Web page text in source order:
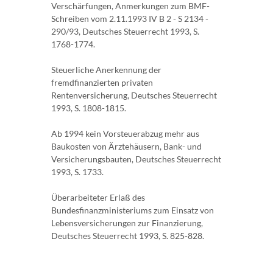
Verschärfungen, Anmerkungen zum BMF-
Schreiben vom 2.11.1993 IV B 2 - S 2134 -
290/93, Deutsches Steuerrecht 1993, S.
1768-1774.
Steuerliche Anerkennung der
fremdfinanzierten privaten
Rentenversicherung, Deutsches Steuerrecht
1993, S. 1808-1815.
Ab 1994 kein Vorsteuerabzug mehr aus
Baukosten von Ärztehäusern, Bank- und
Versicherungsbauten, Deutsches Steuerrecht
1993, S. 1733.
Überarbeiteter Erlaß des
Bundesfinanzministeriums zum Einsatz von
Lebensversicherungen zur Finanzierung,
Deutsches Steuerrecht 1993, S. 825-828.